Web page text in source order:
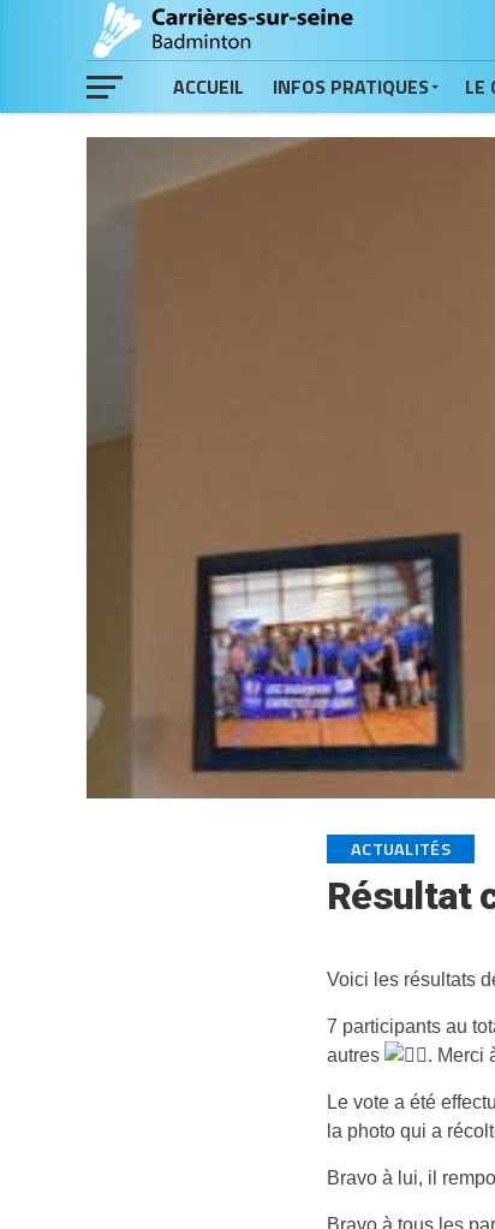
ACCUEIL INFOS PRATIQUES LE
ACTUALITÉS
Résultat
Voici les résultats
7 participants au
autres
. Merci
Le vote a été
la photo qui a
Bravo à lui, il
Bravo à tous les